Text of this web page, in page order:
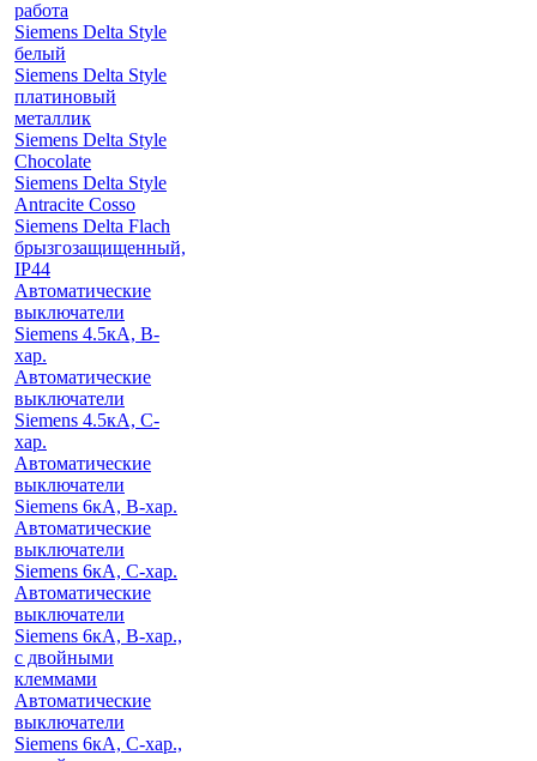
работа
Siemens Delta Style
белый
Siemens Delta Style
платиновый
металлик
Siemens Delta Style
Chocolate
Siemens Delta Style
Antracite Cosso
Siemens Delta Flach
брызгозащищенный,
IP44
Автоматические
выключатели
Siemens 4.5кА, B-
хар.
Автоматические
выключатели
Siemens 4.5кА, C-
хар.
Автоматические
выключатели
Siemens 6кА, B-хар.
Автоматические
выключатели
Siemens 6кА, С-хар.
Автоматические
выключатели
Siemens 6кА, B-хар.,
с двойными
клеммами
Автоматические
выключатели
Siemens 6кА, C-хар.,